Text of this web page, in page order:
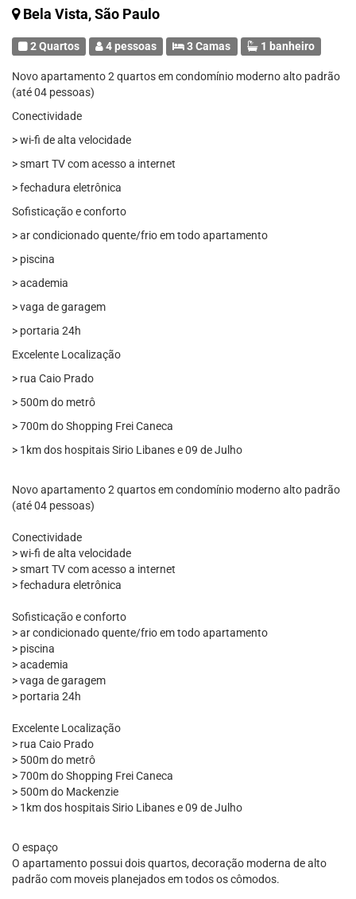
Bela Vista, São Paulo
2 Quartos 4 pessoas 3 Camas 1 banheiro
Novo apartamento 2 quartos em condomínio moderno alto padrão
(até 04 pessoas)
Conectividade
> wi-fi de alta velocidade
> smart TV com acesso a internet
> fechadura eletrônica
Sofisticação e conforto
> ar condicionado quente/frio em todo apartamento
> piscina
> academia
> vaga de garagem
> portaria 24h
Excelente Localização
> rua Caio Prado
> 500m do metrô
> 700m do Shopping Frei Caneca
> 1km dos hospitais Sirio Libanes e 09 de Julho
Novo apartamento 2 quartos em condomínio moderno alto padrão
(até 04 pessoas)
Conectividade
> wi-fi de alta velocidade
> smart TV com acesso a internet
> fechadura eletrônica
Sofisticação e conforto
> ar condicionado quente/frio em todo apartamento
> piscina
> academia
> vaga de garagem
> portaria 24h
Excelente Localização
> rua Caio Prado
> 500m do metrô
> 700m do Shopping Frei Caneca
> 500m do Mackenzie
> 1km dos hospitais Sirio Libanes e 09 de Julho
O espaço
O apartamento possui dois quartos, decoração moderna de alto
padrão com moveis planejados em todos os cômodos.